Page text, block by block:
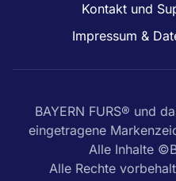
Kontakt und
Impressum &
BAYERN FURS® und
eingetragene
Alle Inhalte
Alle Rechte